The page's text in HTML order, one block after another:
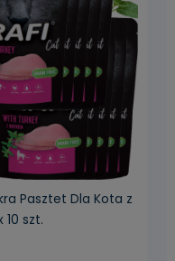
Pasztet Dla Kota z
10 szt.